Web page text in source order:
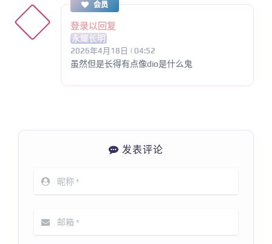
会员
登录以回复
永耀长明
2026年4月18日 | 04:52
虽然但是长得有点像dio是什么鬼
发表评论